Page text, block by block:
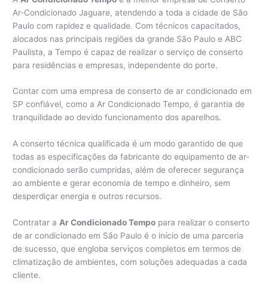
Ar-Condicionado Jaguare, atendendo a toda a cidade de São
Paulo com rapidez e qualidade. Com técnicos capacitados,
alocados nas principais regiões da grande São Paulo e ABC
Paulista, a Tempo é capaz de realizar o serviço de conserto
para residências e empresas, independente do porte.
Contar com uma empresa de conserto de ar condicionado em
SP confiável, como a Ar Condicionado Tempo, é garantia de
tranquilidade ao devido funcionamento dos aparelhos.
A conserto técnica qualificada é um modo garantido de que
todas as especificações da fabricante do equipamento de ar-
condicionado serão cumpridas, além de oferecer segurança
ao ambiente e gerar economia de tempo e dinheiro, sem
desperdiçar energia e outros recursos.
Contratar a Ar Condicionado Tempo para realizar o conserto
de ar condicionado em São Paulo é o início de uma parceria
de sucesso, que engloba serviços completos em termos de
climatização de ambientes, com soluções adequadas a cada
cliente.